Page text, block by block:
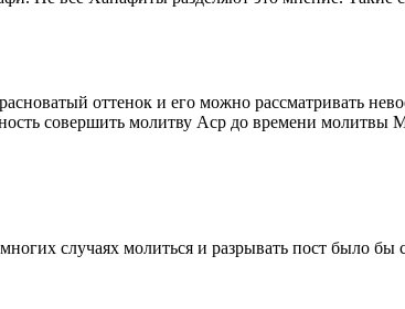
оттенок и его можно рассматривать
совершить молитву Аср до времени молитвы
случаях молиться и разрывать пост было бы